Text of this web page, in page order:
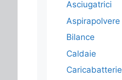
Asciugatrici
Aspirapolvere
Bilance
Caldaie
Caricabatterie